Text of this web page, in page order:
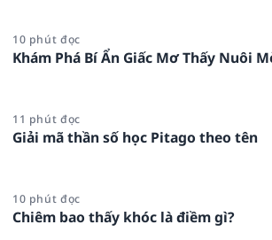
10 phút đọc
Khám Phá Bí Ẩn Giấc Mơ Thấy Nuôi
11 phút đọc
Giải mã thần số học Pitago theo tên
10 phút đọc
Chiêm bao thấy khóc là điềm gì?